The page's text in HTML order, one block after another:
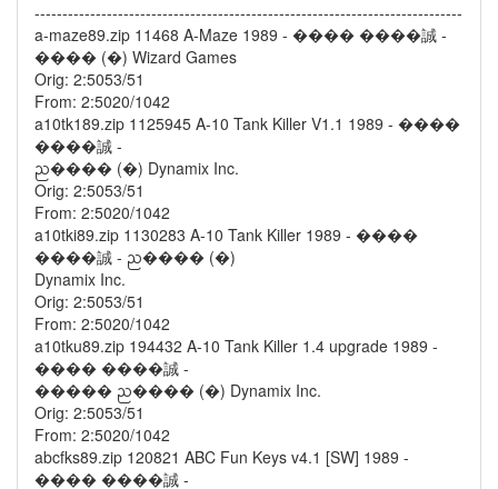
-----------------------------------------------------------------------------
a-maze89.zip 11468 A-Maze 1989 - ���� ����誠 -
���� (�) Wizard Games
Orig: 2:5053/51
From: 2:5020/1042
a10tk189.zip 1125945 A-10 Tank Killer V1.1 1989 - ����
����誠 -
ᨬ���� (�) Dynamix Inc.
Orig: 2:5053/51
From: 2:5020/1042
a10tki89.zip 1130283 A-10 Tank Killer 1989 - ����
����誠 - ᨬ���� (�)
Dynamix Inc.
Orig: 2:5053/51
From: 2:5020/1042
a10tku89.zip 194432 A-10 Tank Killer 1.4 upgrade 1989 -
���� ����誠 -
����� ᨬ���� (�) Dynamix Inc.
Orig: 2:5053/51
From: 2:5020/1042
abcfks89.zip 120821 ABC Fun Keys v4.1 [SW] 1989 -
���� ����誠 -